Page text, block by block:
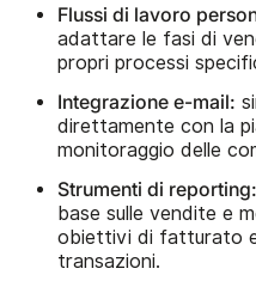
Flussi di lavoro
adattare le fasi di
propri processi
Integrazione e-mail:
direttamente con la
monitoraggio delle
Strumenti di reporting:
base sulle vendite e
obiettivi di fatturato
transazioni.